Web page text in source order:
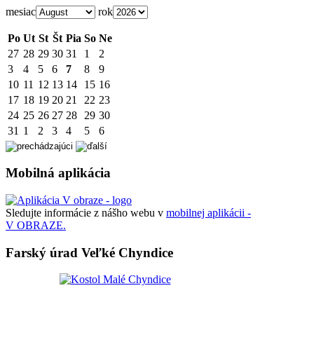
mesiac rok
Po Ut St Št Pia So Ne
27 28 29 30 31 1
2
3
4 5 6 7 8
9
10 11 12 13 14 15 16
17 18 19 20 21 22 23
24 25 26 27 28 29 30
31 1 2 3 4 5 6
Mobilná aplikácia
Sledujte informácie z nášho webu v mobilnej aplikácii -
V OBRAZE.
Farský úrad Veľké Chyndice